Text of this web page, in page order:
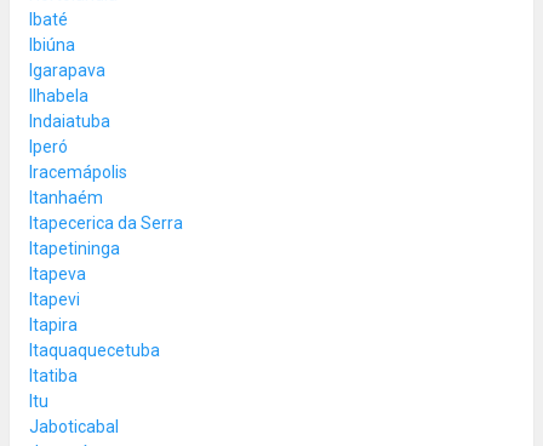
Ibaté
Ibiúna
Igarapava
Ilhabela
Indaiatuba
Iperó
Iracemápolis
Itanhaém
Itapecerica da Serra
Itapetininga
Itapeva
Itapevi
Itapira
Itaquaquecetuba
Itatiba
Itu
Jaboticabal